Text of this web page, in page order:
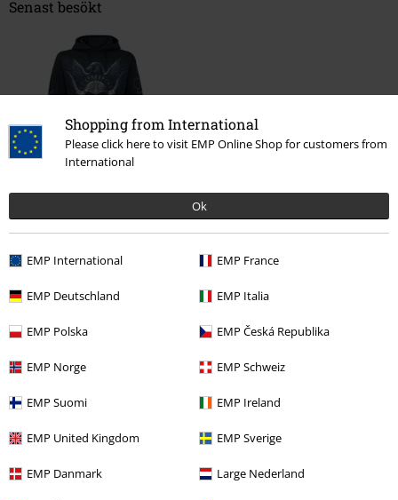
Shopping from International
Please click here to visit EMP Online Shop for customers from
International
Ok
EMP International EMP France
EMP Deutschland EMP Italia
EMP Polska EMP Česká Republika
EMP Norge EMP Schweiz
EMP Suomi EMP Ireland
EMP United Kingdom EMP Sverige
EMP Danmark Large Nederland
Senast besökt
Teman Långärmade Tröjor
Luvjackor
Luvtröjor
Teman Svarta tröjor & koftor
Nytt Luvtröjor & Luvjackor
Teman Dödskallar
Teman Tröjor & Cardigans